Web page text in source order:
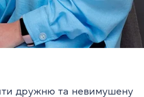
дружню та невимушену